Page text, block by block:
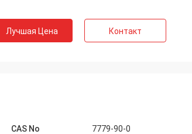
Лучшая Цена Контакт
CAS No 7779-90-0